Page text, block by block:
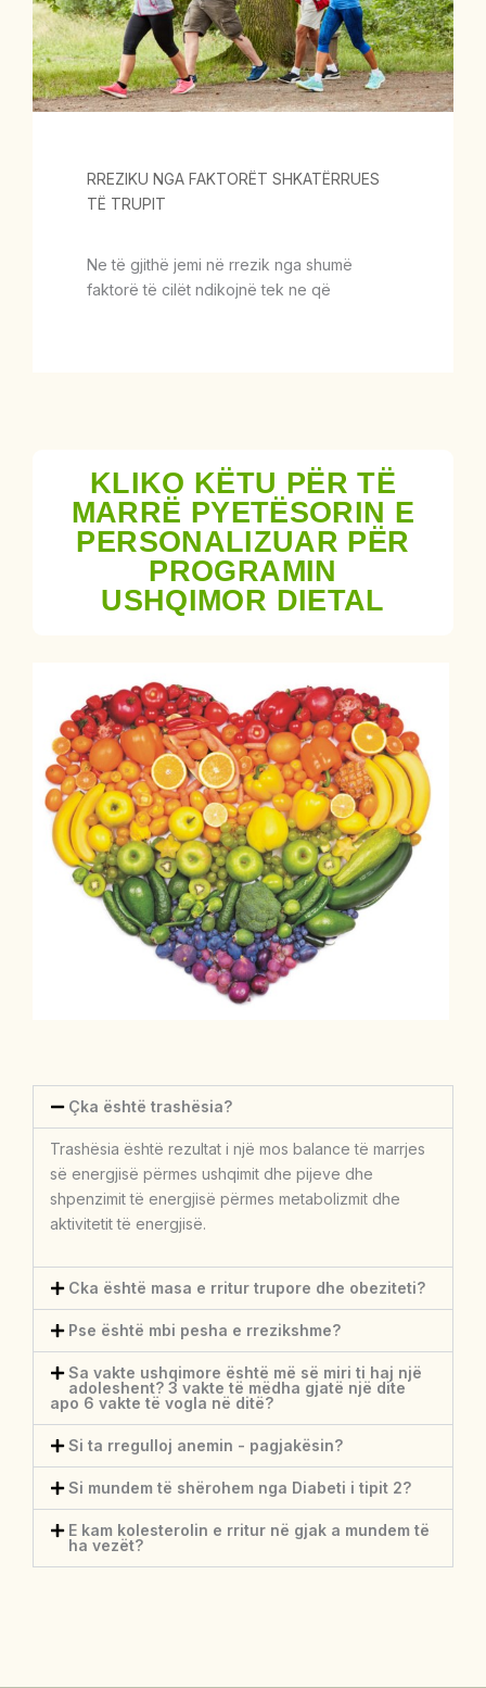
RREZIKU NGA FAKTORËT SHKATËRRUES
TË TRUPIT
Ne të gjithë jemi në rrezik nga shumë
faktorë të cilët ndikojnë tek ne që
KLIKO KËTU PËR TË
MARRË PYETËSORIN E
PERSONALIZUAR PËR
PROGRAMIN
USHQIMOR DIETAL
Çka është trashësia?
Trashësia është rezultat i një mos balance të marrjes
së energjisë përmes ushqimit dhe pijeve dhe
shpenzimit të energjisë përmes metabolizmit dhe
aktivitetit të energjisë.
Cka është masa e rritur trupore dhe obeziteti?
Pse është mbi pesha e rrezikshme?
Sa vakte ushqimore është më së miri ti haj një
adoleshent? 3 vakte të mëdha gjatë një dite
apo 6 vakte të vogla në ditë?
Si ta rregulloj anemin - pagjakësin?
Si mundem të shërohem nga Diabeti i tipit 2?
E kam kolesterolin e rritur në gjak a mundem të
ha vezët?